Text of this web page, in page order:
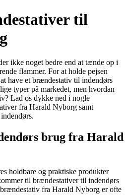
til
ikke noget bedre end at tænde op i
flammer. For at holde pejsen
have et brændestativ til indendørs
typer på markedet, men hvordan
Lad os dykke ned i nogle
fra Harald Nyborg samt
brug fra Harald
holdbare og praktiske produkter
til brændestativer til indendørs
fra Harald Nyborg er ofte